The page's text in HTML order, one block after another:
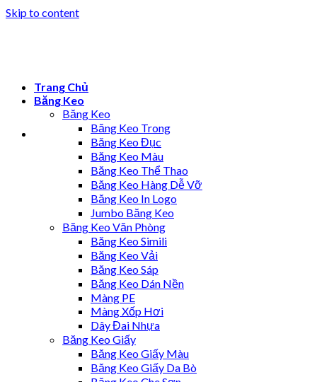
Skip to content
Trang Chủ
Băng Keo
Băng Keo
Băng Keo Trong
Băng Keo Đục
Băng Keo Màu
Băng Keo Thể Thao
Băng Keo Hàng Dễ Vỡ
Băng Keo In Logo
Jumbo Băng Keo
Băng Keo Văn Phòng
Băng Keo Simili
Băng Keo Vải
Băng Keo Sáp
Băng Keo Dán Nền
Màng PE
Màng Xốp Hơi
Dây Đai Nhựa
Băng Keo Giấy
Băng Keo Giấy Màu
Băng Keo Giấy Da Bò